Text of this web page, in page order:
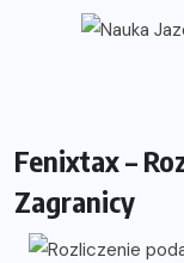
Fenixtax –
Zagranicy